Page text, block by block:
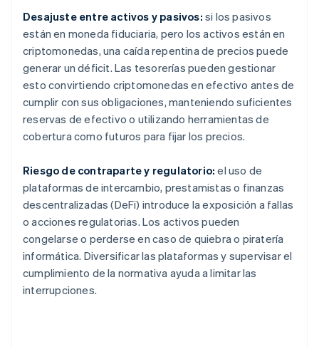
Desajuste entre activos y pasivos: si los pasivos
están en moneda fiduciaria, pero los activos están en
criptomonedas, una caída repentina de precios puede
generar un déficit. Las tesorerías pueden gestionar
esto convirtiendo criptomonedas en efectivo antes de
cumplir con sus obligaciones, manteniendo suficientes
reservas de efectivo o utilizando herramientas de
cobertura como futuros para fijar los precios.
Riesgo de contraparte y regulatorio: el uso de
plataformas de intercambio, prestamistas o finanzas
descentralizadas (DeFi) introduce la exposición a fallas
o acciones regulatorias. Los activos pueden
congelarse o perderse en caso de quiebra o piratería
informática. Diversificar las plataformas y supervisar el
cumplimiento de la normativa ayuda a limitar las
interrupciones.